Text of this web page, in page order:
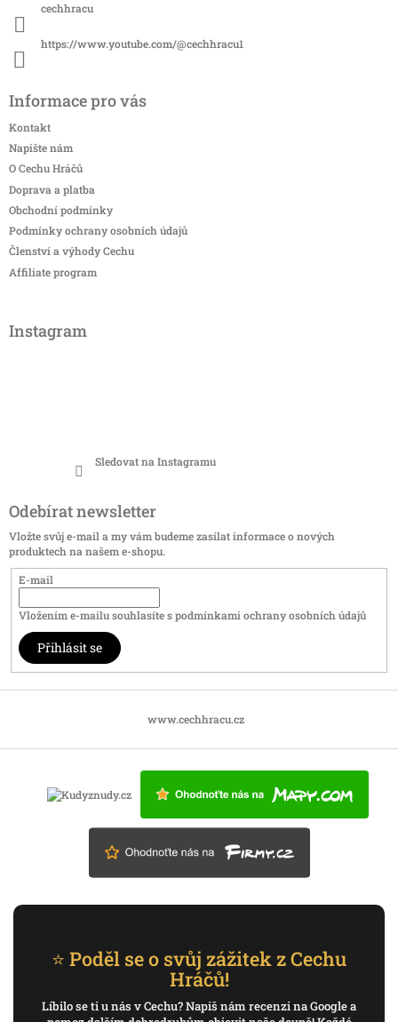
cechhracu
https://www.youtube.com/@cechhracu1
Informace pro vás
Kontakt
Napište nám
O Cechu Hráčů
Doprava a platba
Obchodní podmínky
Podmínky ochrany osobních údajů
Členství a výhody Cechu
Affiliate program
Instagram
Sledovat na Instagramu
Odebírat newsletter
Vložte svůj e-mail a my vám budeme zasílat informace o nových
produktech na našem e-shopu.
E-mail
Vložením e-mailu souhlasíte spodmínkami ochrany osobních údajů
Přihlásit se
www.cechhracu.cz
⭐ Poděl se o svůj zážitek z Cechu
Hráčů!
Líbilo se ti u nás v Cechu? Napiš nám recenzi na Google a